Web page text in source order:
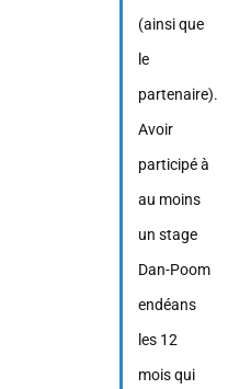
(ainsi que
le
partenaire).
Avoir
participé à
au moins
un stage
Dan-Poom
endéans
les 12
mois qui